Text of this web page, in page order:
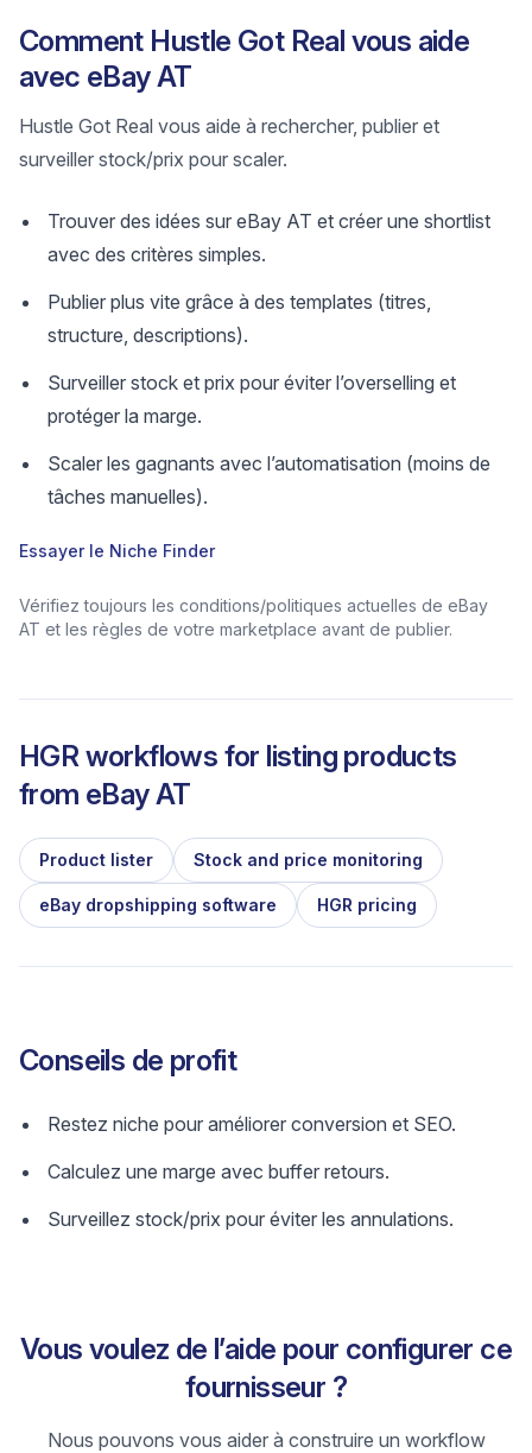
Comment Hustle Got Real vous aide
avec eBay AT
Hustle Got Real vous aide à rechercher, publier et
surveiller stock/prix pour scaler.
Trouver des idées sur eBay AT et créer une shortlist
avec des critères simples.
Publier plus vite grâce à des templates (titres,
structure, descriptions).
Surveiller stock et prix pour éviter l’overselling et
protéger la marge.
Scaler les gagnants avec l’automatisation (moins de
tâches manuelles).
Essayer le Niche Finder
Vérifiez toujours les conditions/politiques actuelles de eBay
AT et les règles de votre marketplace avant de publier.
HGR workflows for listing products
from eBay AT
Product lister Stock and price monitoring
eBay dropshipping software HGR pricing
Conseils de profit
Restez niche pour améliorer conversion et SEO.
Calculez une marge avec buffer retours.
Surveillez stock/prix pour éviter les annulations.
Vous voulez de l’aide pour configurer ce
fournisseur ?
Nous pouvons vous aider à construire un workflow